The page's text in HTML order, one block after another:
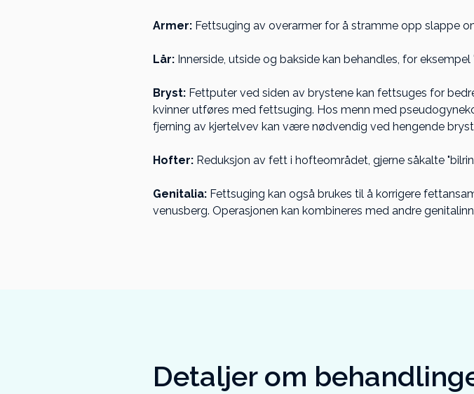
Armer: Fettsuging av overarmer for å stramme opp slappe
Lår: Innerside, utside og bakside kan behandles, for eksempel
Bryst: Fettputer ved siden av brystene kan fettsuges for
kvinner utføres med fettsuging. Hos menn med
fjerning av kjertelvev kan være nødvendig ved hengende
Hofter: Reduksjon av fett i hofteområdet, gjerne såkalte
Genitalia: Fettsuging kan også brukes til å korrigere
venusberg. Operasjonen kan kombineres med andre
Detaljer om